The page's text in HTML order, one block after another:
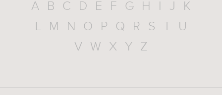
A B C D E F G H I J
K
L
M N O P Q R S T
U
V
W X Y Z